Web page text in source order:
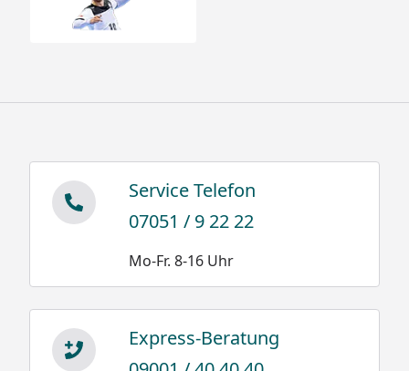
Service Telefon
07051 / 9 22 22
Mo-Fr. 8-16 Uhr
Express-Beratung